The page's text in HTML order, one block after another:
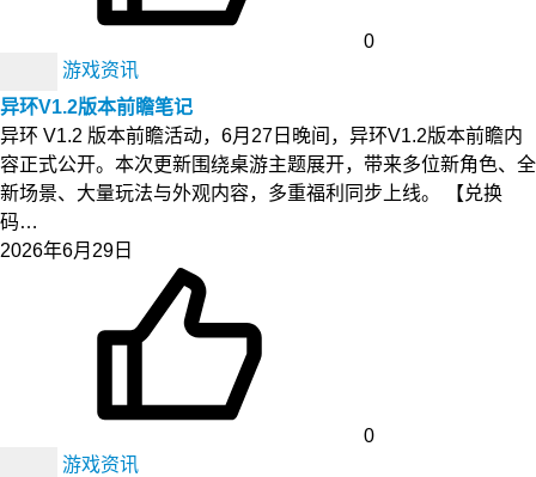
0
游戏资讯
异环V1.2版本前瞻笔记
异环 V1.2 版本前瞻活动，6月27日晚间，异环V1.2版本前瞻内
容正式公开。本次更新围绕桌游主题展开，带来多位新角色、全
新场景、大量玩法与外观内容，多重福利同步上线。 【兑换
码…
2026年6月29日
0
游戏资讯